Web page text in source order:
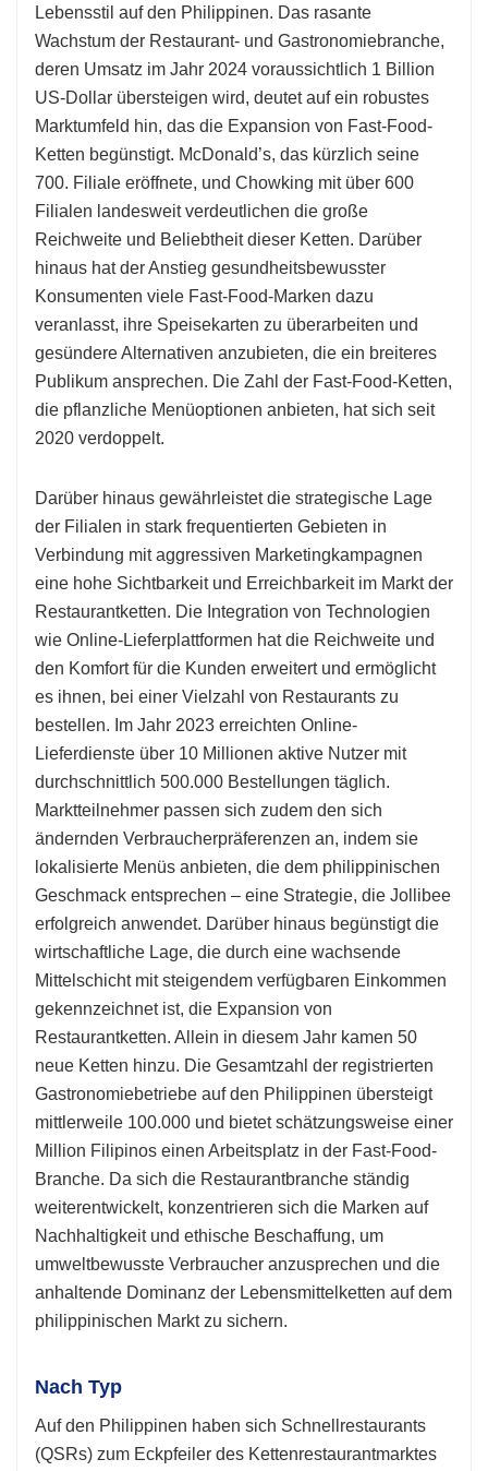
Lebensstil auf den Philippinen. Das rasante
Wachstum der Restaurant- und Gastronomiebranche,
deren Umsatz im Jahr 2024 voraussichtlich 1 Billion
US-Dollar übersteigen wird, deutet auf ein robustes
Marktumfeld hin, das die Expansion von Fast-Food-
Ketten begünstigt. McDonald’s, das kürzlich seine
700. Filiale eröffnete, und Chowking mit über 600
Filialen landesweit verdeutlichen die große
Reichweite und Beliebtheit dieser Ketten. Darüber
hinaus hat der Anstieg gesundheitsbewusster
Konsumenten viele Fast-Food-Marken dazu
veranlasst, ihre Speisekarten zu überarbeiten und
gesündere Alternativen anzubieten, die ein breiteres
Publikum ansprechen. Die Zahl der Fast-Food-Ketten,
die pflanzliche Menüoptionen anbieten, hat sich seit
2020 verdoppelt.
Darüber hinaus gewährleistet die strategische Lage
der Filialen in stark frequentierten Gebieten in
Verbindung mit aggressiven Marketingkampagnen
eine hohe Sichtbarkeit und Erreichbarkeit im Markt der
Restaurantketten. Die Integration von Technologien
wie Online-Lieferplattformen hat die Reichweite und
den Komfort für die Kunden erweitert und ermöglicht
es ihnen, bei einer Vielzahl von Restaurants zu
bestellen. Im Jahr 2023 erreichten Online-
Lieferdienste über 10 Millionen aktive Nutzer mit
durchschnittlich 500.000 Bestellungen täglich.
Marktteilnehmer passen sich zudem den sich
ändernden Verbraucherpräferenzen an, indem sie
lokalisierte Menüs anbieten, die dem philippinischen
Geschmack entsprechen – eine Strategie, die Jollibee
erfolgreich anwendet. Darüber hinaus begünstigt die
wirtschaftliche Lage, die durch eine wachsende
Mittelschicht mit steigendem verfügbaren Einkommen
gekennzeichnet ist, die Expansion von
Restaurantketten. Allein in diesem Jahr kamen 50
neue Ketten hinzu. Die Gesamtzahl der registrierten
Gastronomiebetriebe auf den Philippinen übersteigt
mittlerweile 100.000 und bietet schätzungsweise einer
Million Filipinos einen Arbeitsplatz in der Fast-Food-
Branche. Da sich die Restaurantbranche ständig
weiterentwickelt, konzentrieren sich die Marken auf
Nachhaltigkeit und ethische Beschaffung, um
umweltbewusste Verbraucher anzusprechen und die
anhaltende Dominanz der Lebensmittelketten auf dem
philippinischen Markt zu sichern.
Nach Typ
Auf den Philippinen haben sich Schnellrestaurants
(QSRs) zum Eckpfeiler des Kettenrestaurantmarktes